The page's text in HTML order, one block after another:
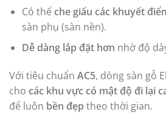
Có thể che giấu các khuyết
sàn phụ (sàn nền).
Dễ dàng lắp đặt hơn nhờ độ
Với tiêu chuẩn AC5, dòng sàn gỗ
cho các khu vực có mật độ đi lại
để luôn bền đẹp theo thời gian.